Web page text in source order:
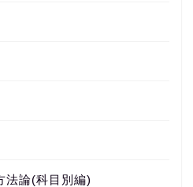
法論(科目別編)